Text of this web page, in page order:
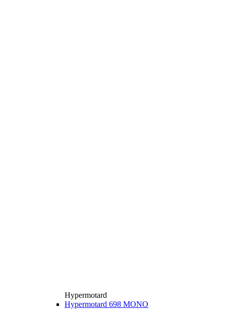
Hypermotard
Hypermotard 698 MONO